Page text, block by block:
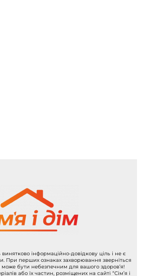
винятково інформаційно-довідкову ціль і не є
При перших ознаках захворювання зверніться
може бути небезпечним для вашого здоров’я!
або їх частин, розміщених на сайті “Сім’я і